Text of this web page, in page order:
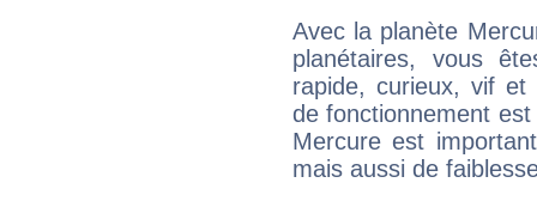
Avec la planète
planétaires, vous
rapide, curieux, vif et
de fonctionnement
Mercure est
mais aussi de